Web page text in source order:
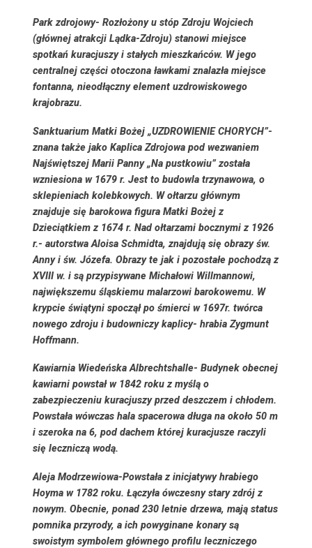
Park zdrojowy- Rozłożony u stóp Zdroju Wojciech
(głównej atrakcji Lądka-Zdroju) stanowi miejsce
spotkań kuracjuszy i stałych mieszkańców. W jego
centralnej części otoczona ławkami znalazła miejsce
fontanna, nieodłączny element uzdrowiskowego
krajobrazu.
Sanktuarium Matki Bożej „UZDROWIENIE CHORYCH”-
znana także jako Kaplica Zdrojowa pod wezwaniem
Najświętszej Marii Panny „Na pustkowiu” została
wzniesiona w 1679 r. Jest to budowla trzynawowa, o
sklepieniach kolebkowych. W ołtarzu głównym
znajduje się barokowa figura Matki Bożej z
Dzieciątkiem z 1674 r. Nad ołtarzami bocznymi z 1926
r.- autorstwa Aloisa Schmidta, znajdują się obrazy św.
Anny i św. Józefa. Obrazy te jak i pozostałe pochodzą z
XVIII w. i są przypisywane Michałowi Willmannowi,
największemu śląskiemu malarzowi barokowemu. W
krypcie świątyni spoczął po śmierci w 1697r. twórca
nowego zdroju i budowniczy kaplicy- hrabia Zygmunt
Hoffmann.
Kawiarnia Wiedeńska Albrechtshalle- Budynek obecnej
kawiarni powstał w 1842 roku z myślą o
zabezpieczeniu kuracjuszy przed deszczem i chłodem.
Powstała wówczas hala spacerowa długa na około 50 m
i szeroka na 6, pod dachem której kuracjusze raczyli
się leczniczą wodą.
Aleja Modrzewiowa-Powstała z inicjatywy hrabiego
Hoyma w 1782 roku. Łączyła ówczesny stary zdrój z
nowym. Obecnie, ponad 230 letnie drzewa, mają status
pomnika przyrody, a ich powyginane konary są
swoistym symbolem głównego profilu leczniczego